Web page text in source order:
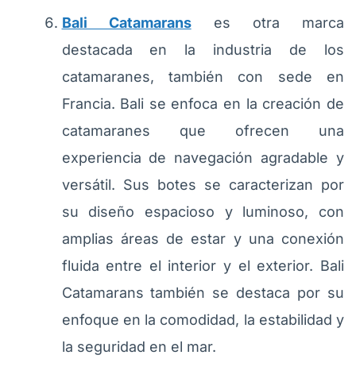
Bali Catamaranses otra marca
destacada en la industria de los
catamaranes, también con sede en
Francia. Bali se enfoca en la creación de
catamaranes que ofrecen una
experiencia de navegación agradable y
versátil. Sus botes se caracterizan por
su diseño espacioso y luminoso, con
amplias áreas de estar y una conexión
fluida entre el interior y el exterior. Bali
Catamarans también se destaca por su
enfoque en la comodidad, la estabilidad y
la seguridad en el mar.